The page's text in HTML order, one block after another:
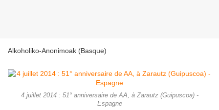
Alkoholiko-Anonimoak (Basque)
4 juillet 2014 : 51° anniversaire de AA, à Zarautz (Guipuscoa) -
Espagne